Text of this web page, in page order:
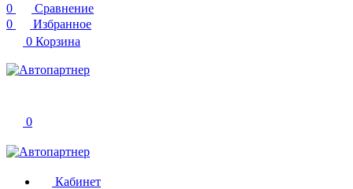
0
Сравнение
0
Избранное
0 Корзина
0
Кабинет